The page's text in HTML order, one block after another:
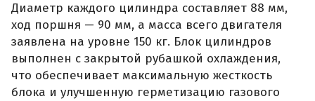
Диаметр каждого цилиндра составляет 88 мм,
ход поршня — 90 мм, а масса всего двигателя
заявлена на уровне 150 кг. Блок цилиндров
выполнен с закрытой рубашкой охлаждения,
что обеспечивает максимальную жесткость
блока и улучшенную герметизацию газового